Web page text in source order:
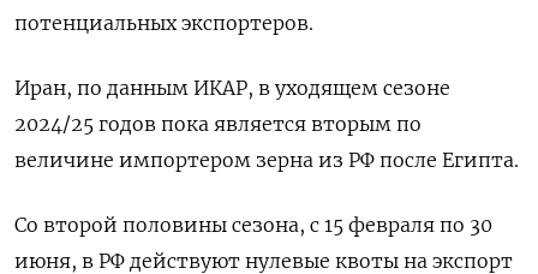
потенциальных экспортеров.
Иран, по данным ИКАР, в уходящем сезоне
2024/25 годов пока является вторым по
величине импортером зерна из РФ после Египта.
Со второй половины сезона, с 15 февраля по 30
июня, в РФ действуют нулевые квоты на экспорт